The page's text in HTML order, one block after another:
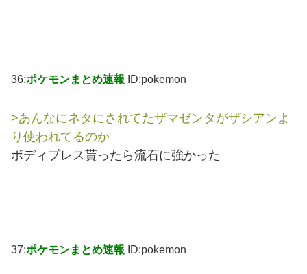
36:ポケモンまとめ速報 ID:pokemon
>あんなにネタにされてたザマゼンタがザシアンよ
り使われてるのか
ボディプレス貰ったら流石に強かった
37:ポケモンまとめ速報 ID:pokemon